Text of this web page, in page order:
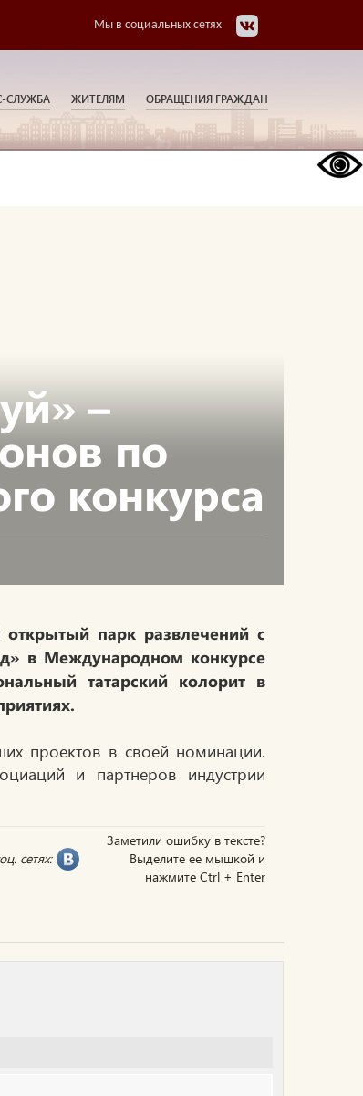
Мы в социальных сетях
СЛУЖБА ЖИТЕЛЯМ ОБРАЩЕНИЯ ГРАЖДАН
–
по
конкурса
парк развлечений с
в Международном конкурсе
татарский колорит в
проектов в своей номинации.
и партнеров индустрии
Заметили ошибку в тексте?
Выделите ее мышкой и
нажмите Ctrl + Enter
сетях: